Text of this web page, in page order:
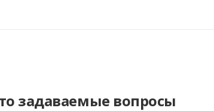
задаваемые вопросы